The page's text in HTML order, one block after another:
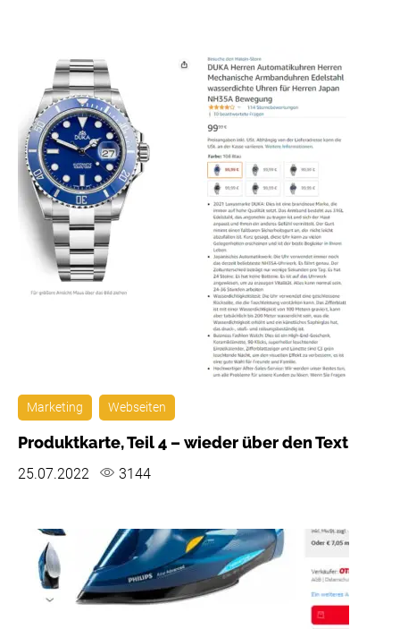
Marketing Webseiten
Produktkarte, Teil 4 – wieder über den Text
25.07.2022 3144